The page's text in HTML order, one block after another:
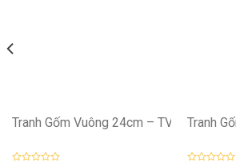
Tranh Gốm Vuông 24cm – TV24-06
Tranh
09